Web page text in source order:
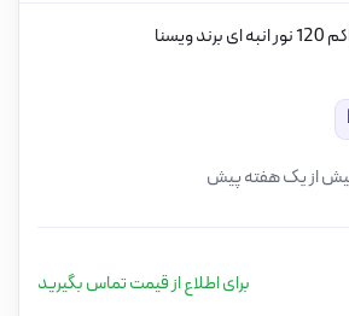
از یک هفته پیش
برای اطلاع از قیمت تماس بگیرید